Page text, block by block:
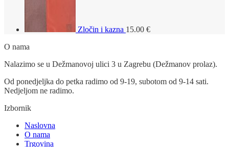
Zločin i kazna 15.00 €
O nama
Nalazimo se u Dežmanovoj ulici 3 u Zagrebu (Dežmanov prolaz).
Od ponedjeljka do petka radimo od 9-19, subotom od 9-14 sati.
Nedjeljom ne radimo.
Izbornik
Naslovna
O nama
Trgovina